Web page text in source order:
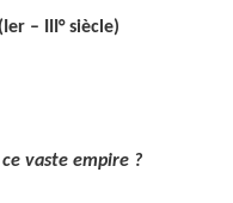
– III° siècle)
vaste empire ?